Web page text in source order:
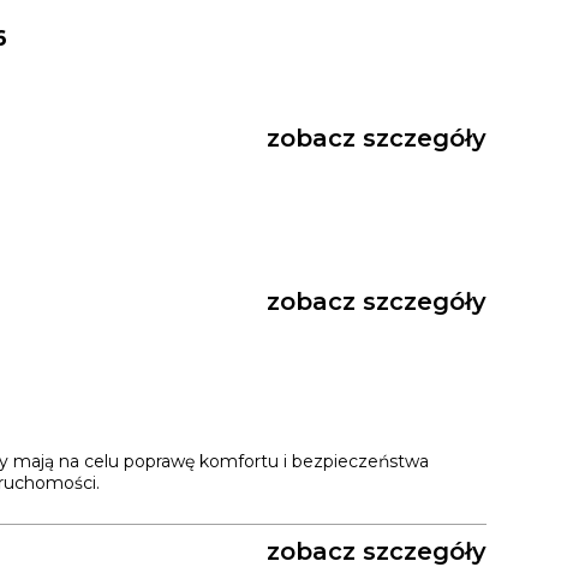
zobacz szczegóły
zobacz szczegóły
mają na celu poprawę komfortu i bezpieczeństwa
zobacz szczegóły